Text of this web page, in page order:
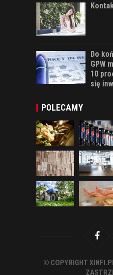
Do
GPW
10
się
POLECAMY
© COPYRIGHT